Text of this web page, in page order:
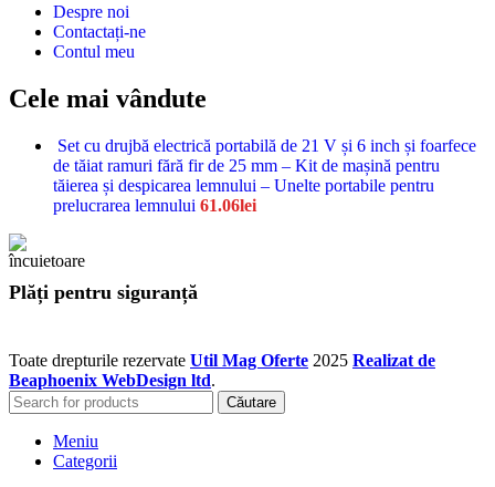
Despre noi
Contactați-ne
Contul meu
Cele mai vândute
Set cu drujbă electrică portabilă de 21 V și 6 inch și foarfece
de tăiat ramuri fără fir de 25 mm – Kit de mașină pentru
tăierea și despicarea lemnului – Unelte portabile pentru
prelucrarea lemnului 61.06lei
Plăți pentru siguranță
Toate drepturile rezervate Util Mag Oferte 2025 Realizat de
Beaphoenix WebDesign ltd.
Căutare
Meniu
Categorii